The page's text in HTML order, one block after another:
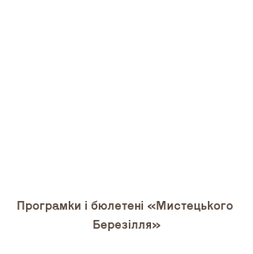
Програмки і бюлетені «Мистецького
Березілля»